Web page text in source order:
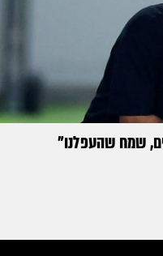
שמח שהעפלנו"